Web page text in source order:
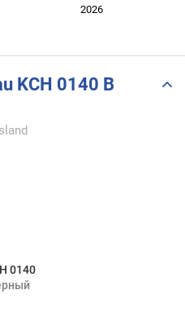
2026
KCH 0140 B
0140